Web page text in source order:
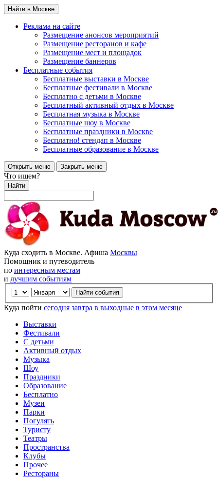
Найти в Москве
Реклама на сайте
Размещение анонсов мероприятий
Размещение ресторанов и кафе
Размещение мест и площадок
Размещение баннеров
Бесплатные события
Бесплатные выставки в Москве
Бесплатные фестивали в Москве
Бесплатно с детьми в Москве
Бесплатный активный отдых в Москве
Бесплатная музыка в Москве
Бесплатные шоу в Москве
Бесплатные праздники в Москве
Бесплатно! стендап в Москве
Бесплатные образование в Москве
Открыть меню Закрыть меню
Что ищем?
Найти
Куда сходить в Москве. Афиша Москвы
Помощник и путеводитель
по интересным местам
и лучшим событиям
Куда пойти сегодня завтра в выходные в этом месяце
Выставки
Фестивали
С детьми
Активный отдых
Музыка
Шоу
Праздники
Образование
Бесплатно
Музеи
Парки
Погулять
Туристу
Театры
Пространства
Клубы
Прочее
Рестораны